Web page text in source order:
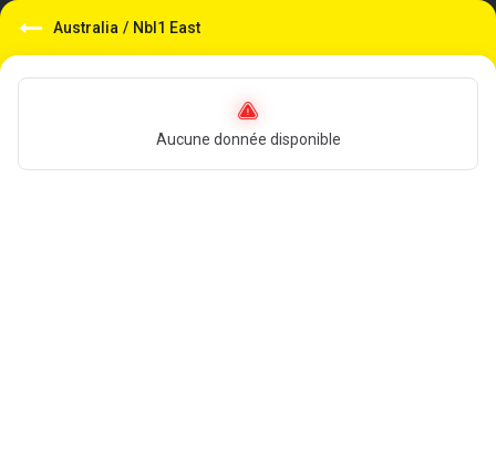
Australia / Nbl1 East
Aucune donnée disponible